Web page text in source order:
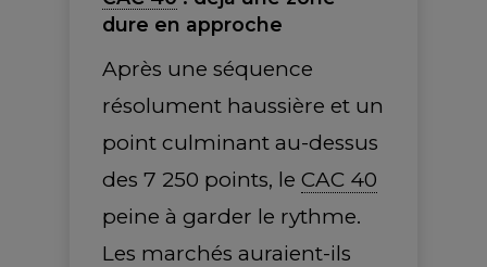
dure en approche
Après une séquence
résolument haussière et un
point culminant au-dessus
des 7 250 points, leCAC 40
peine à garder le rythme.
Les marchés auraient-ils